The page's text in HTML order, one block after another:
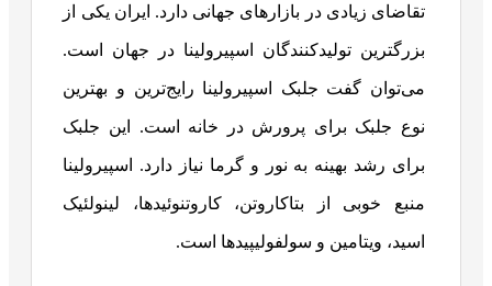
تقاضای زیادی در بازارهای جهانی دارد. ایران یکی از
بزرگترین تولیدکنندگان اسپیرولینا در جهان است.
می‌توان گفت جلبک اسپیرولینا رایج‌ترین و بهترین
نوع جلبک برای پرورش در خانه است. این جلبک
برای رشد بهینه به نور و گرما نیاز دارد. اسپیرولینا
منبع خوبی از بتاکاروتن، کاروتنوئیدها، لینولئیک
اسید، ویتامین و سولفولیپیدها است.